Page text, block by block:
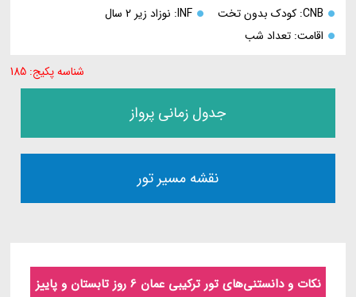
CNB: کودک بدون تخت
INF: نوزاد زیر 2 سال
اقامت: تعداد شب
شناسه پکیج: 185
جدول زمانی پرواز
نقشه مسیر تور
نکات و دانستنی‌های تور ترکیبی عمان 6 روز تابستان و پاییز